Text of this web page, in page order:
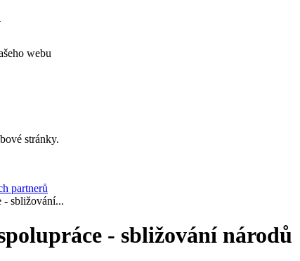
webu
stránky.
partnerů
- sbližování...
- sbližování národů